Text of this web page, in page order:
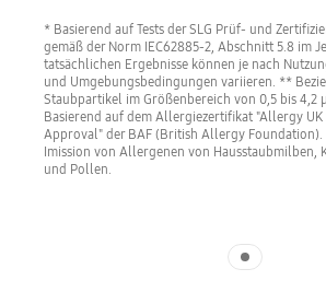
* Basierend auf Tests der SLG Prüf- und
gemäß der Norm IEC62885-2, Abschnitt 5.8 im
tatsächlichen Ergebnisse können je nach
und Umgebungsbedingungen variieren. **
Staubpartikel im Größenbereich von 0,5 bis 4,2
Basierend auf dem Allergiezertifikat "Allergy UK
Approval" der BAF (British Allergy Foundation).
Imission von Allergenen von Hausstaubmilben,
und Pollen.